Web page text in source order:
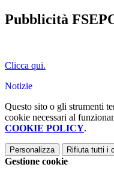
Pubblicità
Clicca qui.
Notizie
Questo sito o gli strumenti
cookie necessari al
COOKIE POLICY.
Personalizza Rifiuta tutti i
Gestione cookie